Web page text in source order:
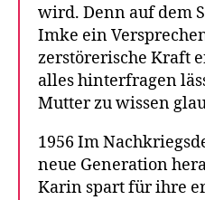
wird. Denn auf dem
Imke ein
zerstörerische Kraft
alles hinterfragen
Mutter zu wissen
1956 Im
neue Generation
Karin spart für ihre